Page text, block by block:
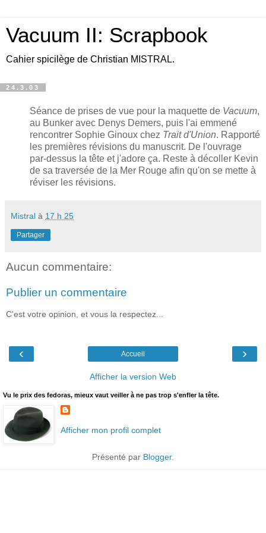
Vacuum II: Scrapbook
Cahier spicilège de Christian MISTRAL.
24.3.03
Séance de prises de vue pour la maquette de Vacuum,
au Bunker avec Denys Demers, puis l'ai emmené
rencontrer Sophie Ginoux chez Trait d'Union. Rapporté
les premières révisions du manuscrit. De l'ouvrage
par-dessus la tête et j'adore ça. Reste à décoller Kevin
de sa traversée de la Mer Rouge afin qu'on se mette à
réviser les révisions.
Mistral à 17 h 25
Partager
Aucun commentaire:
Publier un commentaire
C'est votre opinion, et vous la respectez...
‹ ›
Accueil
Afficher la version Web
Vu le prix des fedoras, mieux vaut veiller à ne pas trop s'enfler la tête.
Afficher mon profil complet
Présenté par Blogger.